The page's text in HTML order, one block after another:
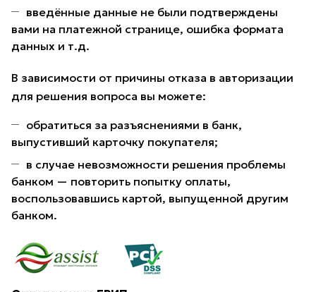
введённые данные не были подтверждены
вами на платежной странице, ошибка формата
данных и т.д.
В зависимости от причины отказа в авторизации
для решения вопроса вы можете:
обратиться за разъяснениями в банк,
выпустивший карточку покупателя;
в случае невозможности решения проблемы
банком — повторить попытку оплаты,
воспользовавшись картой, выпущенной другим
банком.